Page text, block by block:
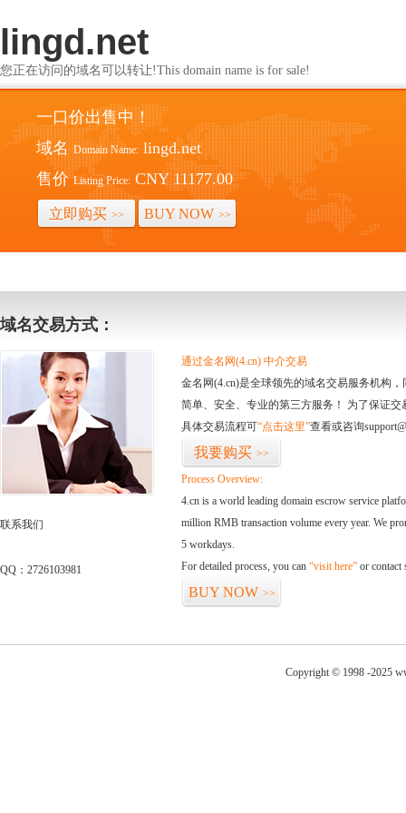
lingd.net
您正在访问的域名可以转让!This domain name is for sale!
一口价出售中！
域名 Domain Name: lingd.net
售价 Listing Price: CNY 11177.00
立即购买 >> BUY NOW >>
域名交易方式：
联系我们
QQ：2726103981
通过金名网(4.cn) 中介交易
金名网(4.cn)是全球领先的域名交易服务机构
简单、安全、专业的第三方服务！ 为了保证
具体交易流程可“点击这里”查看或咨询
我要购买 >>
Process Overview:
4.cn is a world leading domain escrow service
million RMB transaction volume every year. We
5 workdays.
For detailed process, you can “visit here” or contact
BUY NOW >>
Copyright © 1998 -2025